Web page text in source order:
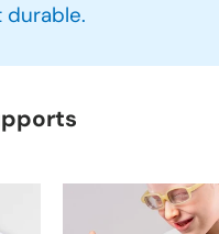
durable.